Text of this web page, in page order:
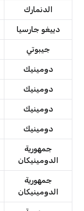
الدنمارك
دييغو جارسيا
جيبوتي
دومينيك
دومينيك
دومينيك
دومينيك
جمهورية
الدومينيكان
جمهورية
الدومينيكان